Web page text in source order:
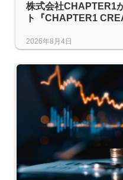
株式会社CHAPTER1
ト『CHAPTER1
2026年8月4日